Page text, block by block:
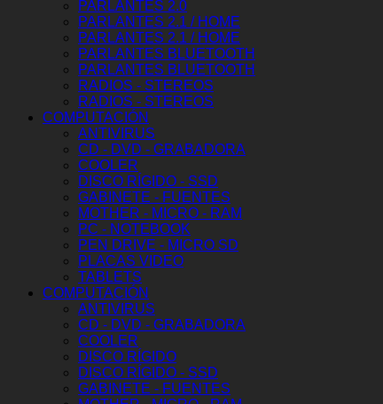
PARLANTES 2.0
PARLANTES 2.1 / HOME
PARLANTES 2.1 / HOME
PARLANTES BLUETOOTH
PARLANTES BLUETOOTH
RADIOS - STEREOS
RADIOS - STEREOS
COMPUTACIÓN
ANTIVIRUS
CD - DVD - GRABADORA
COOLER
DISCO RÍGIDO - SSD
GABINETE - FUENTES
MOTHER - MICRO - RAM
PC - NOTEBOOK
PEN DRIVE - MICRO SD
PLACAS VIDEO
TABLETS
COMPUTACIÓN
ANTIVIRUS
CD - DVD - GRABADORA
COOLER
DISCO RÍGIDO
DISCO RÍGIDO - SSD
GABINETE - FUENTES